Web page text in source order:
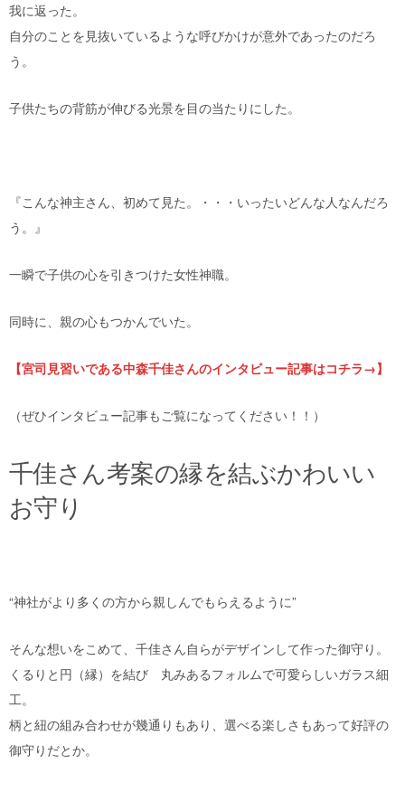
我に返った。
自分のことを見抜いているような呼びかけが意外であったのだろ
う。
子供たちの背筋が伸びる光景を目の当たりにした。
『こんな神主さん、初めて見た。・・・いったいどんな人なんだろ
う。』
一瞬で子供の心を引きつけた女性神職。
同時に、親の心もつかんでいた。
【宮司見習いである中森千佳さんのインタビュー記事はコチラ→】
（ぜひインタビュー記事もご覧になってください！！）
千佳さん考案の縁を結ぶかわいい
お守り
“神社がより多くの方から親しんでもらえるように”
そんな想いをこめて、千佳さん自らがデザインして作った御守り。
くるりと円（縁）を結び 丸みあるフォルムで可愛らしいガラス細
工。
柄と紐の組み合わせが幾通りもあり、選べる楽しさもあって好評の
御守りだとか。